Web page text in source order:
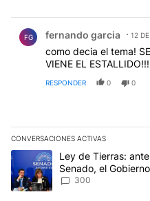
FG fernando garcia 12
como decia el tema!
VIENE EL ESTALLIDO!!!
RESPONDER 0 0
CONVERSACIONES ACTIVAS
Este listado muestra los
Un artículo de tendencia con
Ley de Tierras:
Senado, el
del proyecto
300